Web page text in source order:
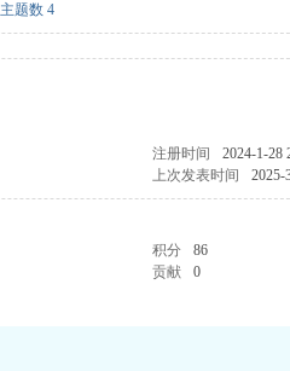
主题数 4
注册时间
2024-1-28
上次发表时间 2025-
积分
86
贡献 0